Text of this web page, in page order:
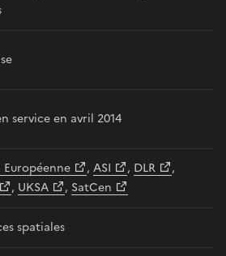
service en avril 2014
Européenne , ASI , DLR
,
, UKSA , SatCen
spatiales